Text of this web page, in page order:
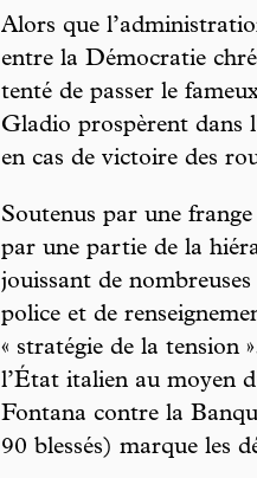
Alors que
entre la Démocratie
tenté de passer le
Gladio prospèrent dans
en cas de victoire des
Soutenus par une
par une partie de la
jouissant de
police et de
« stratégie de la tension
l’État italien au moyen
Fontana contre la
90 blessés) marque les